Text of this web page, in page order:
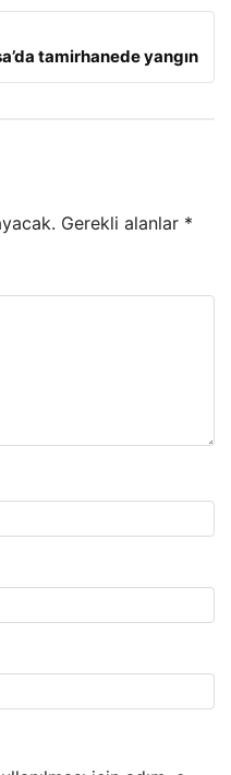
tamirhanede yangın
Gerekli alanlar *